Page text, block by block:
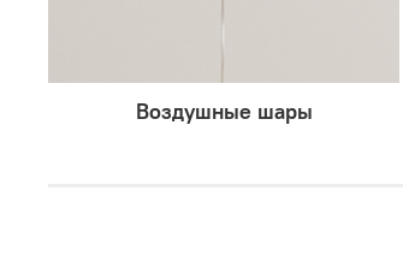
Воздушные шары